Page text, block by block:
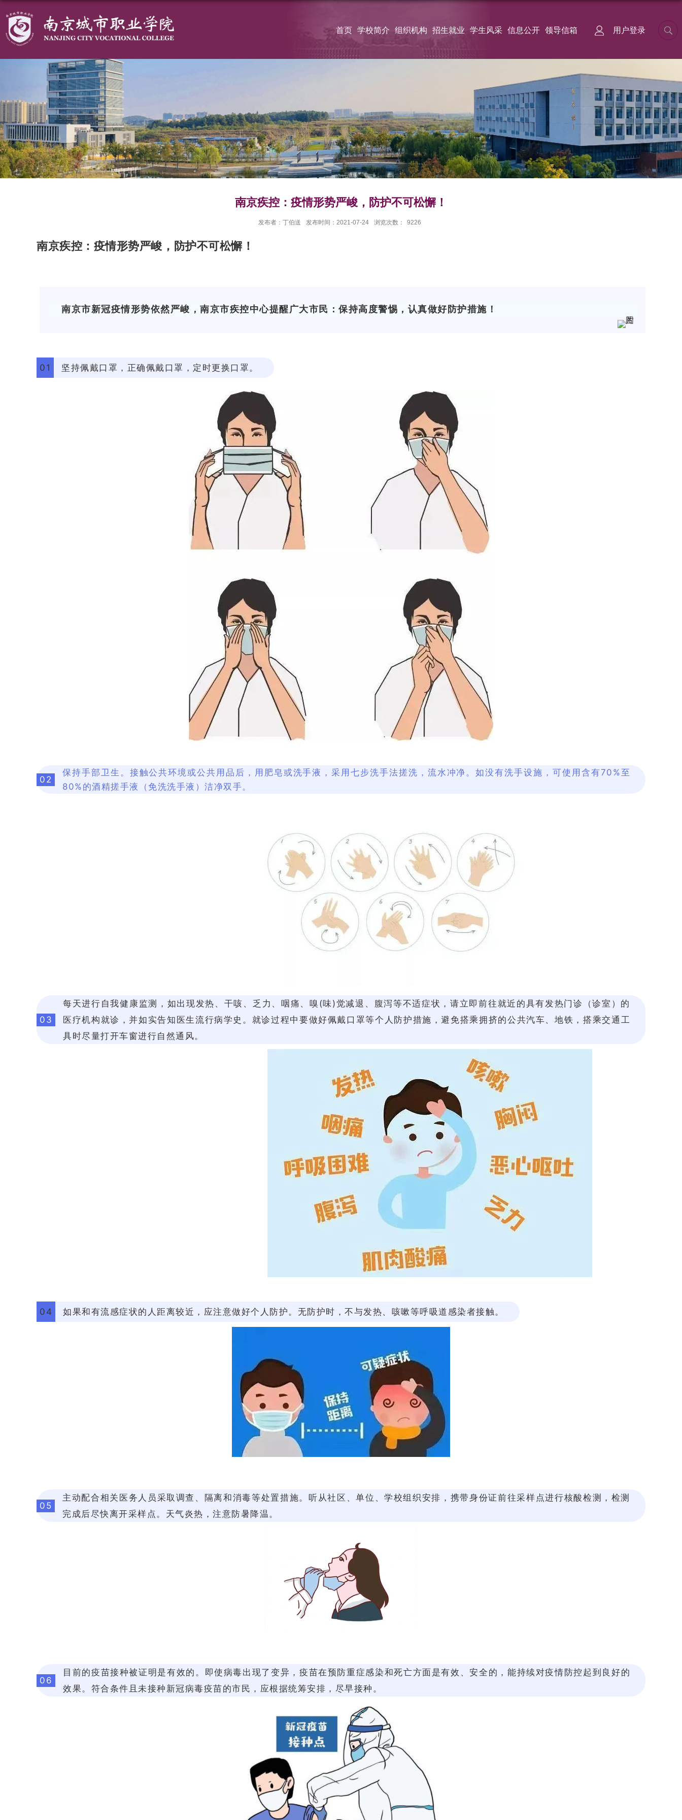
首页 学校简介 组织机构 招生就业 学生风采 信息公开 领导信箱 用户登录
南京疾控：疫情形势严峻，防护不可松懈！
发布者：丁伯送 发布时间：2021-07-24 浏览次数： 9226
南京疾控：疫情形势严峻，防护不可松懈！
南京市新冠疫情形势依然严峻，南京市疾控中心提醒广大市民：保持高度警惕，认真做好防护措施！
01 坚持佩戴口罩，正确佩戴口罩，定时更换口罩。
02
保持手部卫生。接触公共环境或公共用品后，用肥皂或洗手液，采用七步洗手法搓洗，流水冲净。如没有洗手设施，可使用含有70%至
80%的酒精搓手液（免洗洗手液）洁净双手。
03
每天进行自我健康监测，如出现发热、干咳、乏力、咽痛、嗅(味)觉减退、腹泻等不适症状，请立即前往就近的具有发热门诊（诊室）的
医疗机构就诊，并如实告知医生流行病学史。就诊过程中要做好佩戴口罩等个人防护措施，避免搭乘拥挤的公共汽车、地铁，搭乘交通工
具时尽量打开车窗进行自然通风。
04 如果和有流感症状的人距离较近，应注意做好个人防护。无防护时，不与发热、咳嗽等呼吸道感染者接触。
05
主动配合相关医务人员采取调查、隔离和消毒等处置措施。听从社区、单位、学校组织安排，携带身份证前往采样点进行核酸检测，检测
完成后尽快离开采样点。天气炎热，注意防暑降温。
06
目前的疫苗接种被证明是有效的。即使病毒出现了变异，疫苗在预防重症感染和死亡方面是有效、安全的，能持续对疫情防控起到良好的
效果。符合条件且未接种新冠病毒疫苗的市民，应根据统筹安排，尽早接种。